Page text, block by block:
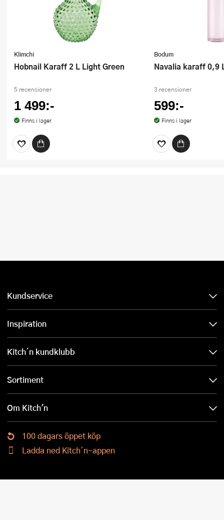
Klimchi
Hobnail Karaff 2 L Light Green
5 recensioner
1 499:-
Finns i lager
Bodum
Navalia karaff 0,9
3 recensioner
599:-
Finns i lager
Kundservice
Inspiration
Kitch´n kundklubb
Sortiment
Om Kitch'n
100 dagars öppet köp
Ladda ned Kitch´n-appen